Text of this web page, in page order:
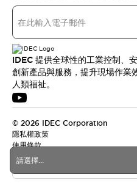
請選擇...
IDEC 提供全球性的工業控制、
創新產品與服務，提升現場作業
人類福祉。
© 2026 IDEC Corporation
隱私權政策
使用條款
台灣